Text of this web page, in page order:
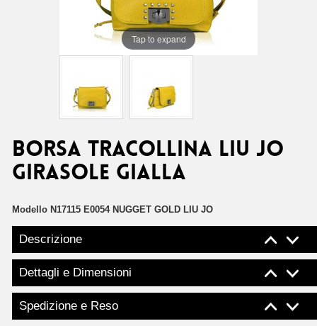
Tap to expand
Borsa tracollina Liu Jo
girasole gialla
Modello N17115 E0054 NUGGET GOLD LIU JO
Descrizione
Dettagli e Dimensioni
Spedizione e Reso